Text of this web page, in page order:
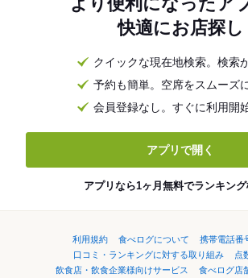
快適にお店探し
クイックな現在地検索。検索
予約も簡単。空席をスムーズ
会員登録なし。すぐに利用開
アプリで開く
アプリなら1ヶ月無料でランキング
利用規約 食べログについて
携帯電話番
口コミ・ランキングに対する取り組み
点
飲食店・飲食企業様向けサービス
食べログ店